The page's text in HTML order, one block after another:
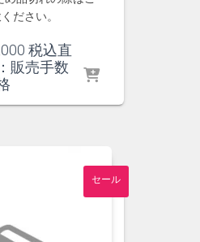
ださい。
現
在
税込直
販売手数
セール